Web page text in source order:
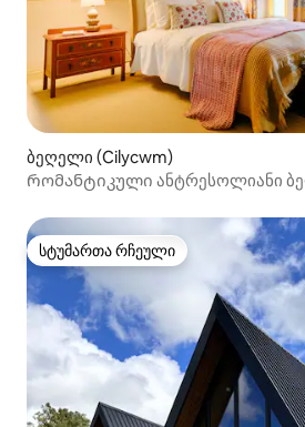
ბეღელი (Cilycwm)
Რომანტიკული ანტრესოლიანი
სტუმართა რჩეული
სტუმართა რჩეული